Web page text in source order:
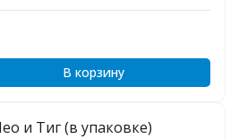
В корзину
и Тиг (в упаковке)